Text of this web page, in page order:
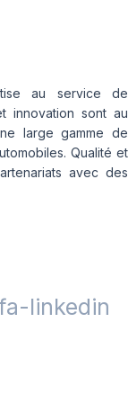
au service de
innovation sont au
large gamme de
Qualité et
avec des
linkedin